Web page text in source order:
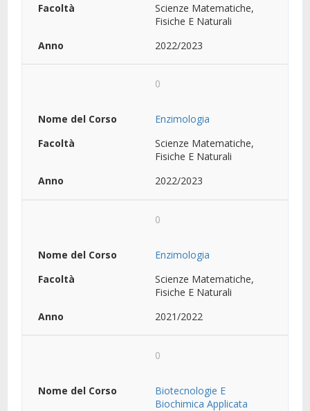
Scienze Matematiche,
Fisiche E Naturali
2022/2023
0
Enzimologia
Scienze Matematiche,
Fisiche E Naturali
2022/2023
0
Enzimologia
Scienze Matematiche,
Fisiche E Naturali
2021/2022
0
Biotecnologie E
Biochimica Applicata